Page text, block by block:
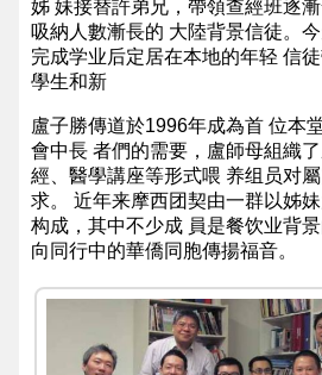
姊 妹接替許弟兄，帶領查經班逐
吸納人數漸長的 大陸背景信徒。
完成学业后定居在本地的年轻 信
學生和新
盧子勝傳道於1996年成為首 位本
會中長 者們的需要，盧師母組織
經、醫學講座等形式喂 养组员对
求。 近年来摩西团契由一群以姊
构成，其中不少成 員是餐饮业背
向同行中的華僑同胞傳揚福音。